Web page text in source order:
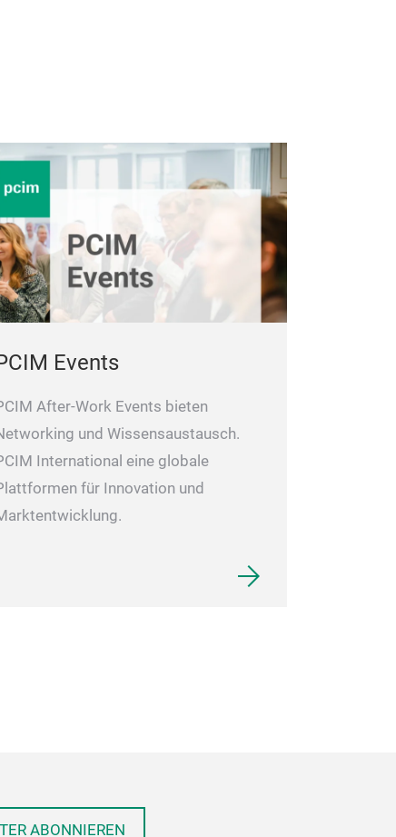
Events
After-Work Events bieten
und Wissensaustausch.
International eine globale
für Innovation und
ABONNIEREN